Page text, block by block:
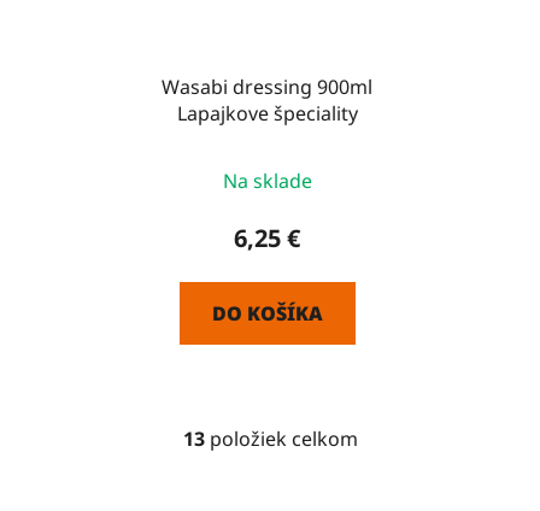
Wasabi dressing 900ml
Lapajkove špeciality
Na sklade
6,25 €
DO KOŠÍKA
O
13položiek celkom